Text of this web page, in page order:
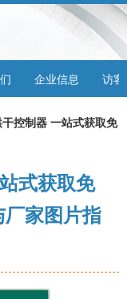
企业信息 访客
控制器 一站式获取免
式获取免
家图片指